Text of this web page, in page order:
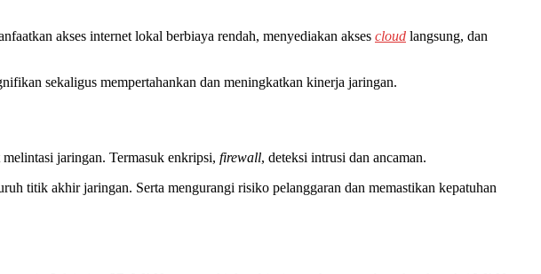
akses internet lokal berbiaya rendah, menyediakan akses cloud langsung, dan
sekaligus mempertahankan dan meningkatkan kinerja jaringan.
melintasi jaringan. Termasuk enkripsi, firewall, deteksi intrusi dan ancaman.
titik akhir jaringan. Serta mengurangi risiko pelanggaran dan memastikan kepatuhan